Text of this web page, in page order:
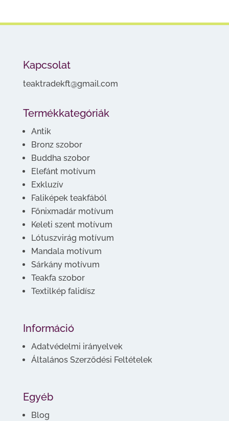
Kapcsolat
teaktradekft@gmail.com
Termékkategóriák
Antik
Bronz szobor
Buddha szobor
Elefánt motívum
Exkluzív
Faliképek teakfából
Főnixmadár motívum
Keleti szent motívum
Lótuszvirág motívum
Mandala motívum
Sárkány motívum
Teakfa szobor
Textilkép falidísz
Információ
Adatvédelmi irányelvek
Általános Szerződési Feltételek
Egyéb
Blog